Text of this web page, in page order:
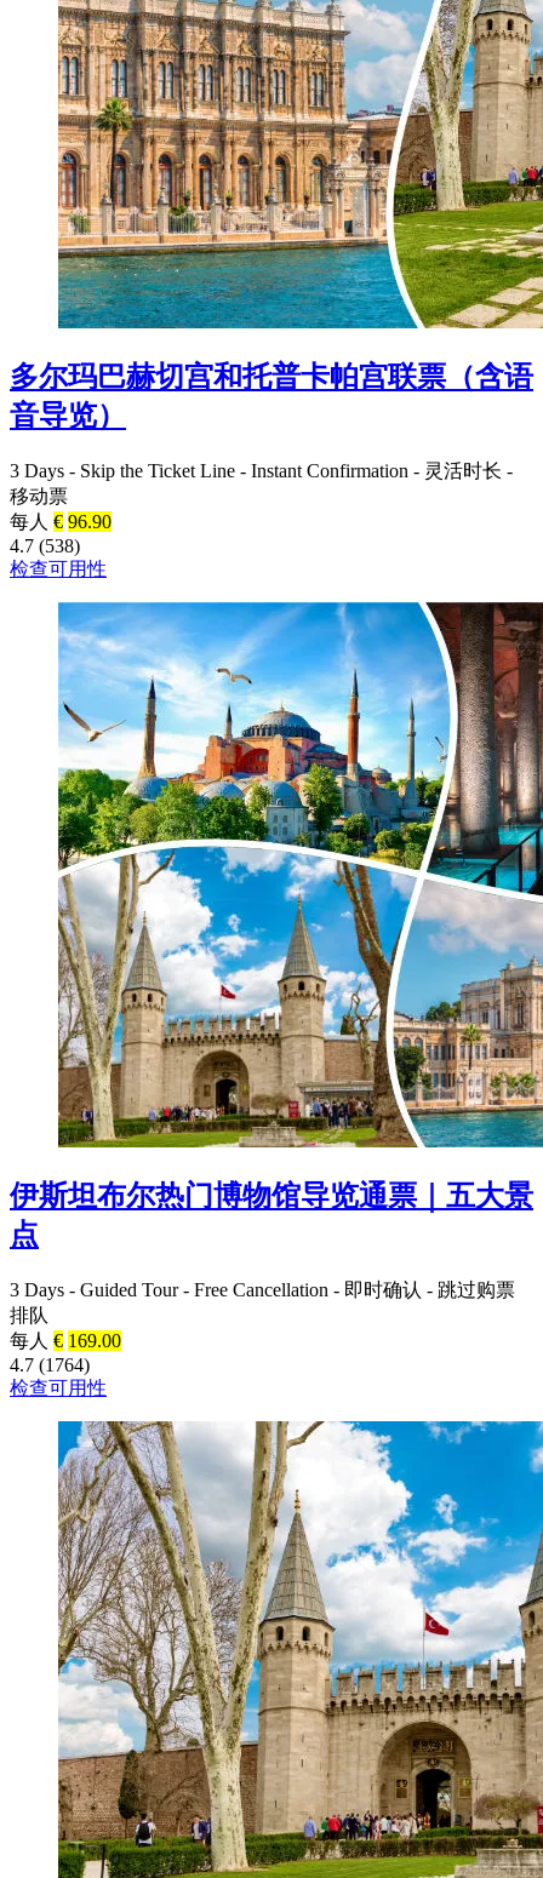
多尔玛巴赫切宫和托普卡帕宫联票（含语
音导览）
3 Days - Skip the Ticket Line - Instant Confirmation - 灵活时长 -
移动票
每人 € 96.90
4.7 (538)
检查可用性
伊斯坦布尔热门博物馆导览通票｜五大景
点
3 Days - Guided Tour - Free Cancellation - 即时确认 - 跳过购票
排队
每人 € 169.00
4.7 (1764)
检查可用性